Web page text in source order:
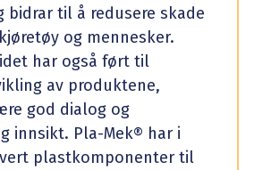
bidrar til å redusere skade
og mennesker.
har også ført til
av produktene,
god dialog og
innsikt. Pla-Mek® har i
plastkomponenter til